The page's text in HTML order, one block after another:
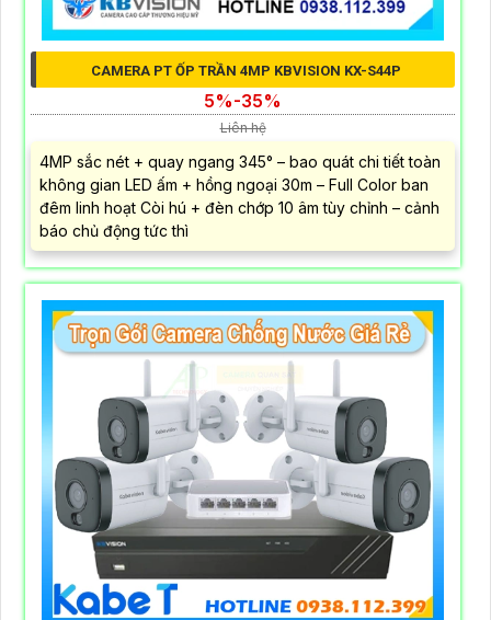
CAMERA PT ỐP TRẦN 4MP KBVISION KX-S44P
5%-35%
Liên hệ
4MP sắc nét + quay ngang 345° – bao quát chi tiết toàn
không gian LED ấm + hồng ngoại 30m – Full Color ban
đêm linh hoạt Còi hú + đèn chớp 10 âm tùy chỉnh – cảnh
báo chủ động tức thì